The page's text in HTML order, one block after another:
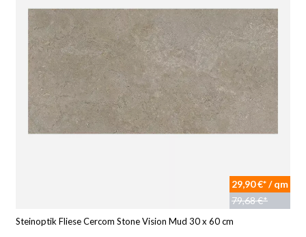
29,90 €* / qm
79,68 €*
Steinoptik Fliese Cercom Stone Vision Mud 30 x 60 cm